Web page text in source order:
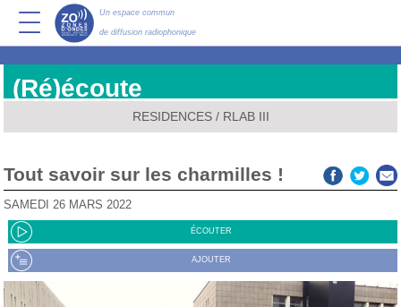
Un espace commun
de diffusion radiophonique
(Ré)écoute
RESIDENCES/ RLAB III
Tout savoir sur les charmilles !
SAMEDI 26 MARS 2022
ÉCOUTER
AJOUTER